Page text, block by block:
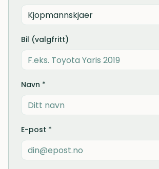
Bil (valgfritt)
Navn *
E-post *